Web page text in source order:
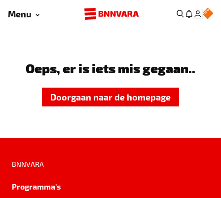
Menu
Oeps, er is iets mis gegaan..
Doorgaan naar de homepage
BNNVARA
Programma's